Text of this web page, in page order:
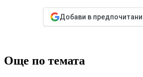
Добави в
Още по темата